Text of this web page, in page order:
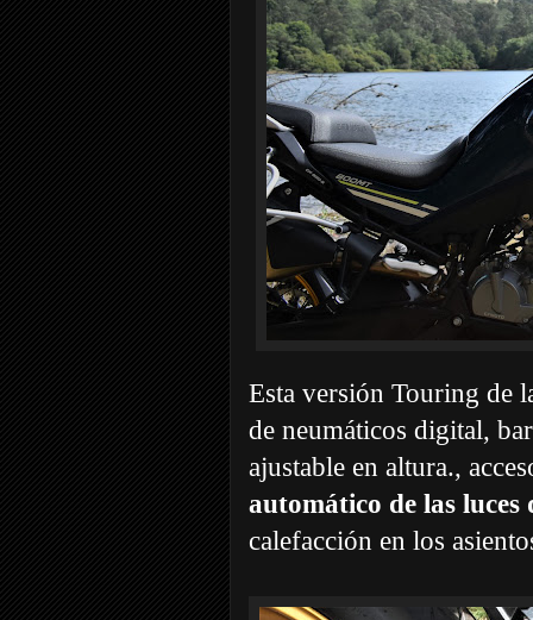
Esta versión Touring de
de neumáticos digital,
ajustable en altura.,
automático de las luces
calefacción en los